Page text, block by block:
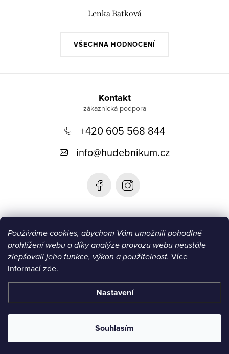
Používáme cookies, abychom Vám umožnili pohodlné
prohlížení webu a díky analýze provozu webu neustále
zlepšovali jeho funkce, výkon a použitelnost. Více
informacízde.
Nastavení
Souhlasím
VŠECHNA HODNOCENÍ
Lenka Batková
Kontakt
+420 605 568 844
info@hudebnikum.cz
Informace
Blog
Instagram
Copyright 2026HUDEBNIKUM.CZ. Všechna práva vyhrazena.